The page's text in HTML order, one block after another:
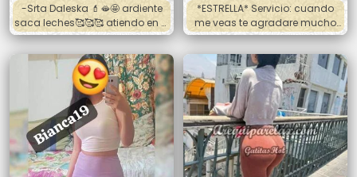
-Srta Daleska 💄🫦🤩 ardiente
saca leches🥰🥰🥰 atiendo en el
cercado oral vaginal anal 💋💋
💋 fulll oral riquisimo te va
encantar👑👑👑👑👑👑👑👑
Llamame o hablame al
wasap☎️☎️☎️☎️
*ESTRELLA* Servicio: cuando
me veas te agradare mucho
ya tengo bonita figura y soy
muy jovencita y te daré Trato
de pareja, besos, rico oral ,
vaginal las poses que me
pidas